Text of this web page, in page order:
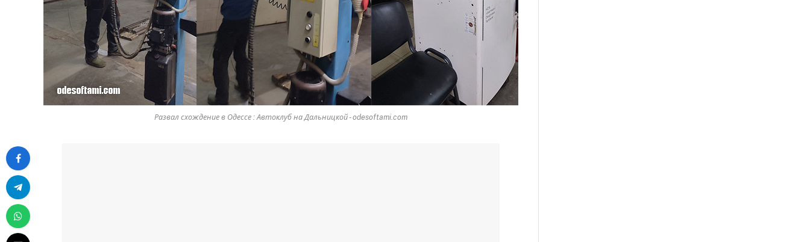
Развал схождение в Одессе : Автоклуб на Дальницкой - odesoftami.com